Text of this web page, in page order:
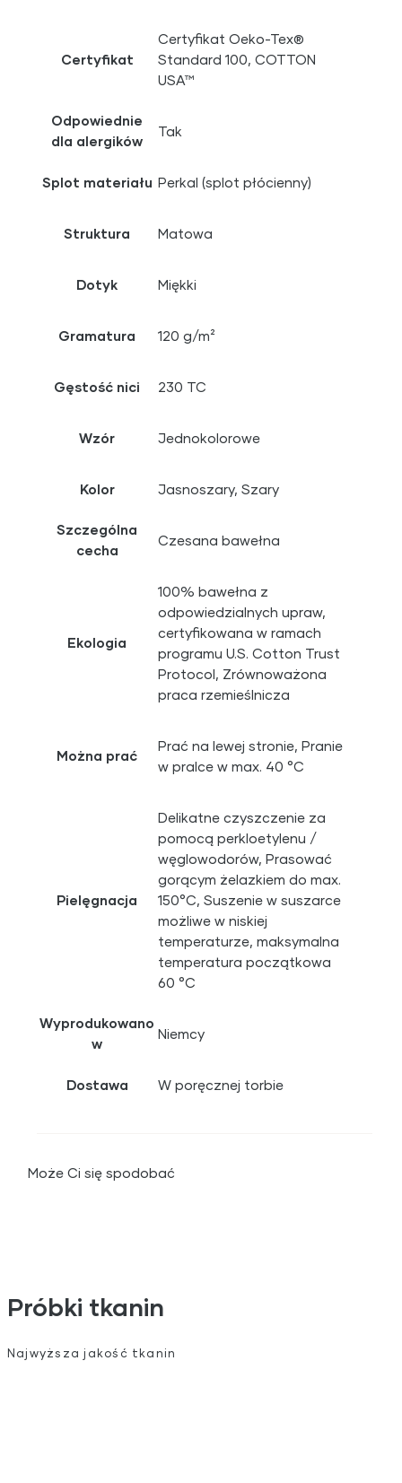
Certyfikat
Certyfikat Oeko-Tex®
Standard 100, COTTON
USA™
Odpowiednie
dla alergików
Tak
Splot materiału Perkal (splot płócienny)
Struktura Matowa
Dotyk Miękki
Gramatura 120 g/m²
Gęstość nici 230 TC
Wzór Jednokolorowe
Kolor Jasnoszary, Szary
Szczególna
cecha
Czesana bawełna
Ekologia
100% bawełna z
odpowiedzialnych upraw,
certyfikowana w ramach
programu U.S. Cotton Trust
Protocol, Zrównoważona
praca rzemieślnicza
Można prać
Prać na lewej stronie, Pranie
w pralce w max. 40 °C
Pielęgnacja
Delikatne czyszczenie za
pomocą perkloetylenu /
węglowodorów, Prasować
gorącym żelazkiem do max.
150°C, Suszenie w suszarce
możliwe w niskiej
temperaturze, maksymalna
temperatura początkowa
60 °C
Wyprodukowano
w
Niemcy
Dostawa W poręcznej torbie
Może Ci się spodobać
Próbki tkanin
Najwyższa jakość tkanin